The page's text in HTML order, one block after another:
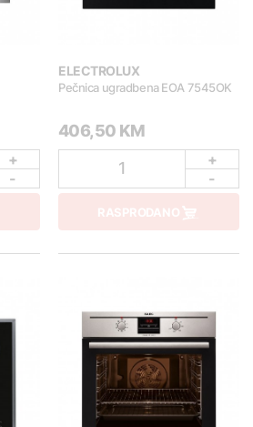
+
-
ELECTROLUX
Pečnica ugradbena EOA 7545OK
406,50 KM
1
+
-
RASPRODANO